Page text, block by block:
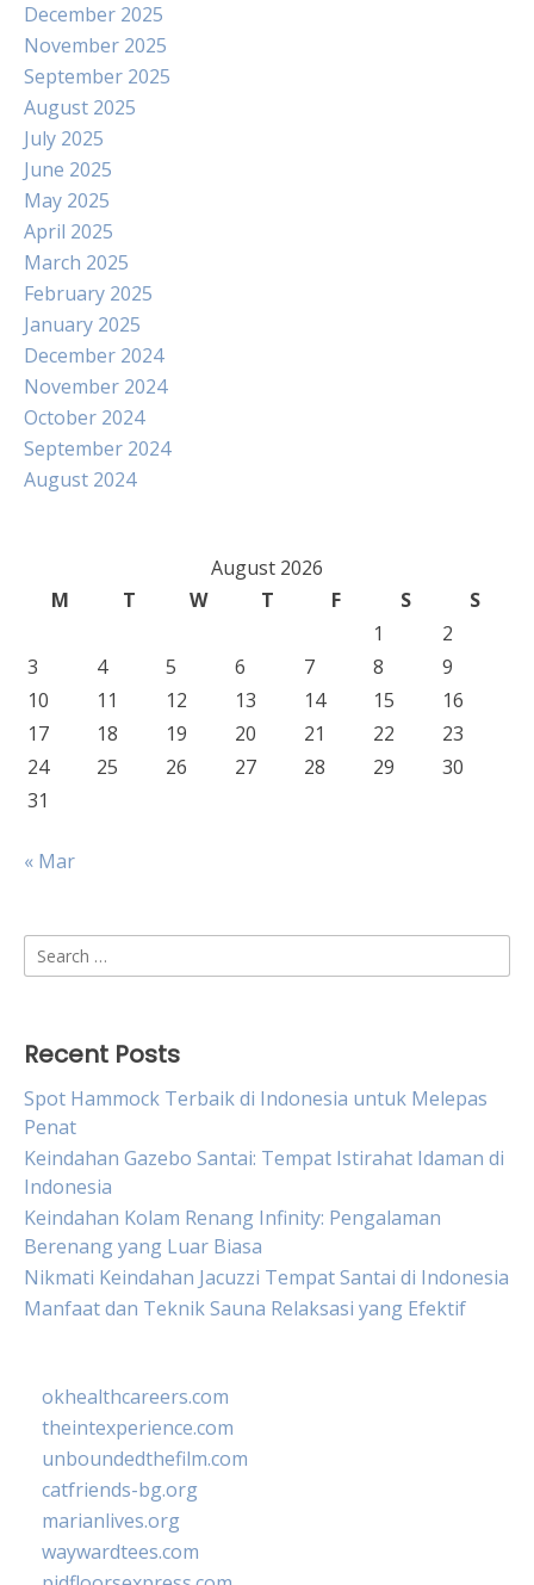
December 2025
November 2025
September 2025
August 2025
July 2025
June 2025
May 2025
April 2025
March 2025
February 2025
January 2025
December 2024
November 2024
October 2024
September 2024
August 2024
August 2026
M
T W T F S
S
1
2
3
4 5 6 7 8
9
10
11 12 13 14 15
16
17
18 19 20 21 22
23
24
25 26 27 28 29
30
31
« Mar
Search
for:
Recent Posts
Spot Hammock Terbaik di Indonesia untuk Melepas
Penat
Keindahan Gazebo Santai: Tempat Istirahat Idaman di
Indonesia
Keindahan Kolam Renang Infinity: Pengalaman
Berenang yang Luar Biasa
Nikmati Keindahan Jacuzzi Tempat Santai di Indonesia
Manfaat dan Teknik Sauna Relaksasi yang Efektif
okhealthcareers.com
theintexperience.com
unboundedthefilm.com
catfriends-bg.org
marianlives.org
waywardtees.com